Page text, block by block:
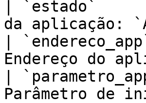
| `estado`
da aplicação:
|
Endereço
|
Parâmetro